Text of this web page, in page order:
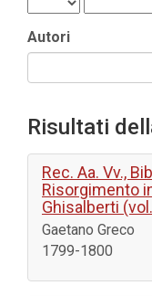
Autori
Risultati
Rec. Aa. Vv.,
Risorgimento
Ghisalberti
Gaetano Greco
1799-1800